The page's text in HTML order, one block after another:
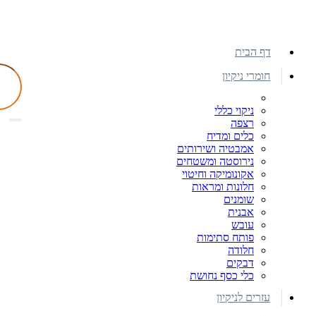
דף הבית
חומרי ניקיון
ניקוי כללי
רצפה
כלים ומדיח
אמבטיה ושירותים
נירוסטה ומשטחים
אקונומיקה וחיטוי
חלונות ומראות
שומנים
אבנית
עובש
פותח סתימות
חלודה
דבקים
כלי כסף נחושת
עזרים לניקיון